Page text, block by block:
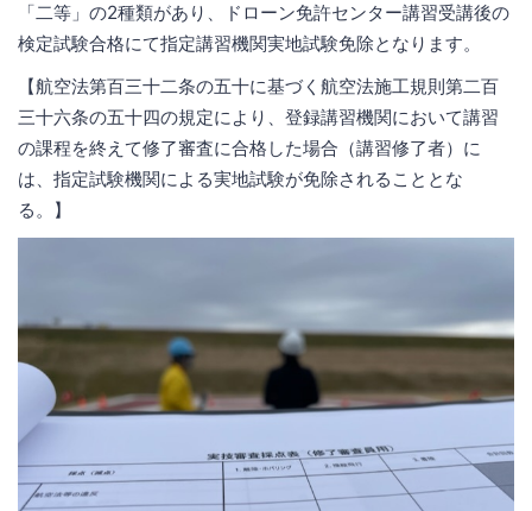
「二等」の2種類があり、ドローン免許センター講習受講後の
検定試験合格にて指定講習機関実地試験免除となります。
【航空法第百三十二条の五十に基づく航空法施工規則第二百
三十六条の五十四の規定により、登録講習機関において講習
の課程を終えて修了審査に合格した場合（講習修了者）に
は、指定試験機関による実地試験が免除されることとな
る。】